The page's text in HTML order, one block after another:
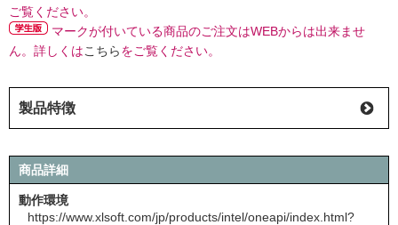
ご覧ください。
マークが付いている商品のご注文はWEBからは出来ませ
ん。詳しくはこちらをご覧ください。
製品特徴
商品詳細
動作環境
https://www.xlsoft.com/jp/products/intel/oneapi/index.html?